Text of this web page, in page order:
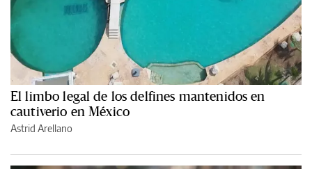
El limbo legal de los delfines mantenidos en
cautiverio en México
Astrid Arellano